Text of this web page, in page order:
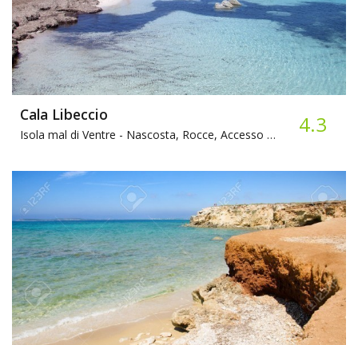
Cala Libeccio
Isola mal di Ventre - Nascosta, Rocce, Accesso Via Mare 4.3